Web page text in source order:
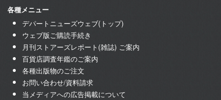
各種メニュー
デパートニューズウェブ(トップ)
ウェブ版ご購読手続き
月刊ストアーズレポート(雑誌) ご案内
百貨店調査年鑑のご案内
各種出版物のご注文
お問い合わせ/資料請求
当メディアへの広告掲載について